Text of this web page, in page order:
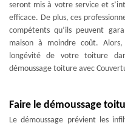
seront mis à votre service et
efficace. De plus, ces
compétents qu’ils peuvent
maison à moindre coût.
longévité de votre toiture
démoussage toiture avec
Faire le démoussage
Le démoussage prévient les